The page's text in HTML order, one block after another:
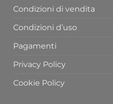
Condizioni di vendita
Condizioni d’uso
Pagamenti
Privacy Policy
Cookie Policy